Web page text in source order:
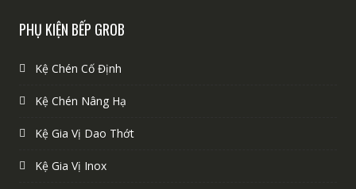
PHỤ KIỆN BẾP GROB
Kệ Chén Cố Định
Kệ Chén Nâng Hạ
Kệ Gia Vị Dao Thớt
Kệ Gia Vị Inox